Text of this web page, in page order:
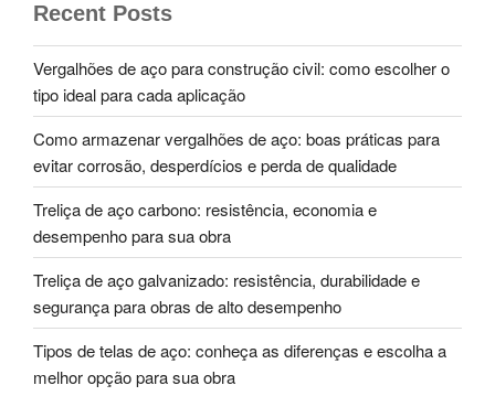
Recent Posts
Vergalhões de aço para construção civil: como escolher o
tipo ideal para cada aplicação
Como armazenar vergalhões de aço: boas práticas para
evitar corrosão, desperdícios e perda de qualidade
Treliça de aço carbono: resistência, economia e
desempenho para sua obra
Treliça de aço galvanizado: resistência, durabilidade e
segurança para obras de alto desempenho
Tipos de telas de aço: conheça as diferenças e escolha a
melhor opção para sua obra